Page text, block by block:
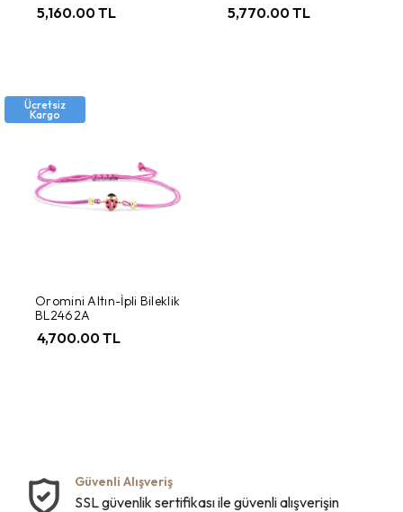
5,160.00 TL 5,770.00 TL
Ücretsiz
Kargo
Oromini Altın-İpli Bileklik
BL2462A
4,700.00 TL
Güvenli Alışveriş
SSL güvenlik sertifikası ile güvenli alışverişin